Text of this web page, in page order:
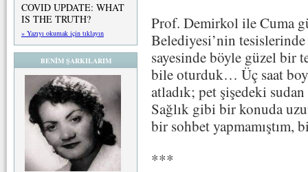
COVID UPDATE: WHAT
IS THE TRUTH?
» Yazıyı okumak için tıklayın
BENİM ŞARKILARIM
Prof. Demirkol ile Cuma
Belediyesi’nin
sayesinde böyle güzel bir
bile oturduk… Üç saat
atladık; pet şişedeki
Sağlık gibi bir konuda
bir sohbet
***